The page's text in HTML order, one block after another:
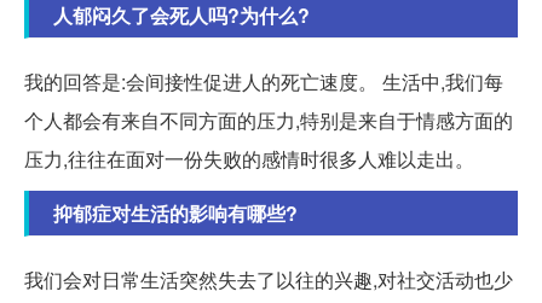
人郁闷久了会死人吗?为什么?
我的回答是:会间接性促进人的死亡速度。 生活中,我们每
个人都会有来自不同方面的压力,特别是来自于情感方面的
压力,往往在面对一份失败的感情时很多人难以走出。
抑郁症对生活的影响有哪些?
我们会对日常生活突然失去了以往的兴趣,对社交活动也少